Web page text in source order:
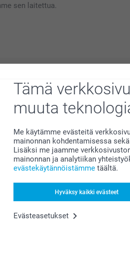
Tämä
muuta
Me käytämme evästeitä
mainonnan kohdentamisessa
Lisäksi me jaamme
mainonnan ja analytiikan
evästekäytännöistämme täältä.
Hyväksy kaikki evästeet
Evästeasetukset
sen laitettua.
smartphoto?